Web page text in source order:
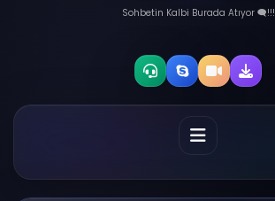
Sohbetin Kalbi Burada Atıyor 🗨️!!!